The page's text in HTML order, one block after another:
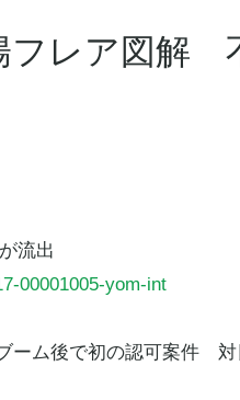
レア図解
流出
00001005-yom-int
ーム後で初の認可案件 対